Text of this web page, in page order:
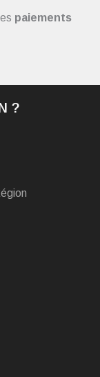
paiements
?